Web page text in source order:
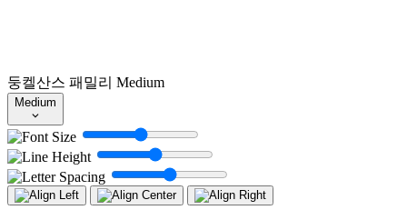
둥켈산스 패밀리 Medium
Medium